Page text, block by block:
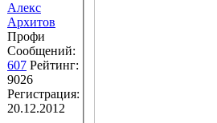
Алекс
Архитов
Профи
Сообщений:
607 Рейтинг:
9026
Регистрация:
20.12.2012